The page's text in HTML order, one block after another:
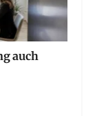
auch